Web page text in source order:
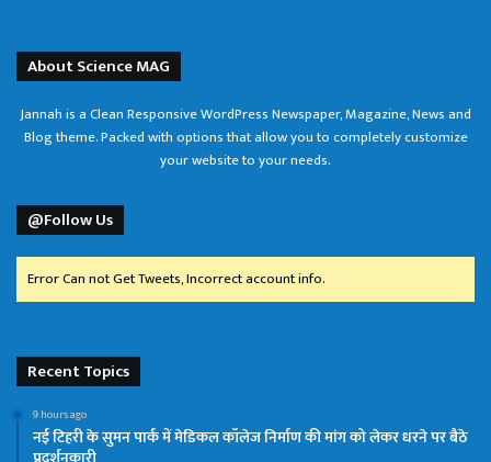
About Science MAG
Jannah is a Clean Responsive WordPress Newspaper, Magazine, News and
Blog theme. Packed with options that allow you to completely customize
your website to your needs.
@Follow Us
Error Can not Get Tweets, Incorrect account info.
Recent Topics
9 hours ago
नई टिहरी के सुमन पार्क में मेडिकल कॉलेज निर्माण की मांग को लेकर धरने पर बैठे